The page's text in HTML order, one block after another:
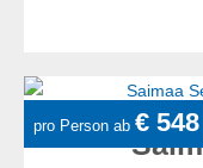
pro Person ab € 548